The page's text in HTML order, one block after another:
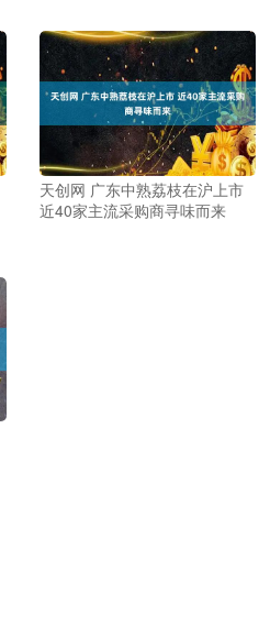
天创网 广东中熟荔枝在沪上市
近40家主流采购商寻味而来